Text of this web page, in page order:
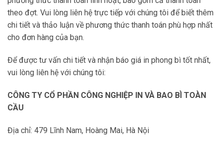
theo đợt. Vui lòng liên hệ trực tiếp với chúng tôi để biết thêm
chi tiết và thảo luận về phương thức thanh toán phù hợp nhất
cho đơn hàng của bạn.
Để được tư vấn chi tiết và nhận báo giá in phong bì tốt nhất,
vui lòng liên hệ với chúng tôi:
CÔNG TY CỔ PHẦN CÔNG NGHIỆP IN VÀ BAO BÌ TOÀN
CẦU
Địa chỉ: 479 Lĩnh Nam, Hoàng Mai, Hà Nội